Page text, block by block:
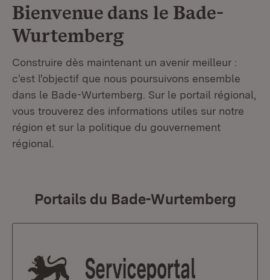
Bienvenue dans le Bade-
Wurtemberg
Construire dès maintenant un avenir meilleur :
c'est l'objectif que nous poursuivons ensemble
dans le Bade-Wurtemberg. Sur le portail régional,
vous trouverez des informations utiles sur notre
région et sur la politique du gouvernement
régional.
Portails du Bade-Wurtemberg